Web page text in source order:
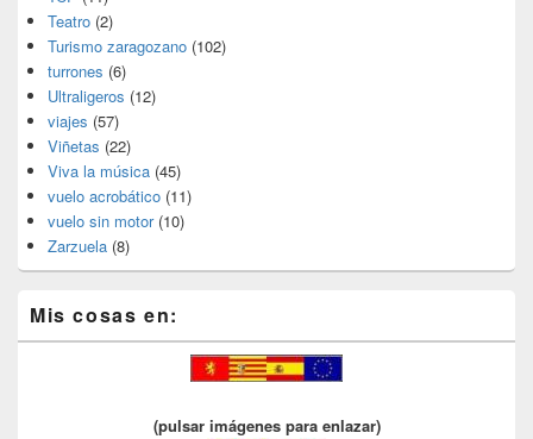
Teatro (2)
Turismo zaragozano (102)
turrones (6)
Ultraligeros (12)
viajes (57)
Viñetas (22)
Viva la música (45)
vuelo acrobático (11)
vuelo sin motor(10)
Zarzuela (8)
Mis cosas en:
(pulsar imágenes para enlazar)